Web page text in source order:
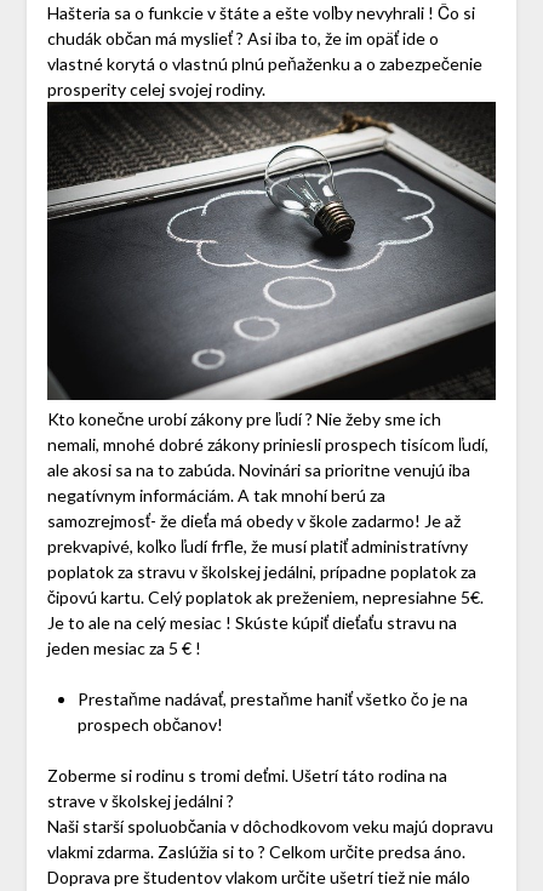
Hašteria sa o funkcie v štáte a ešte voľby nevyhrali ! Čo si
chudák občan má myslieť ? Asi iba to, že im opäť ide o
vlastné korytá o vlastnú plnú peňaženku a o zabezpečenie
prosperity celej svojej rodiny.
Kto konečne urobí zákony pre ľudí ? Nie žeby sme ich
nemali, mnohé dobré zákony priniesli prospech tisícom ľudí,
ale akosi sa na to zabúda. Novinári sa prioritne venujú iba
negatívnym informáciám. A tak mnohí berú za
samozrejmosť- že dieťa má obedy v škole zadarmo! Je až
prekvapivé, koľko ľudí frfle, že musí platiť administratívny
poplatok za stravu v školskej jedálni, prípadne poplatok za
čipovú kartu. Celý poplatok ak preženiem, nepresiahne 5€.
Je to ale na celý mesiac ! Skúste kúpiť dieťaťu stravu na
jeden mesiac za 5 € !
Prestaňme nadávať, prestaňme haniť všetko čo je na
prospech občanov!
Zoberme si rodinu s tromi deťmi. Ušetrí táto rodina na
strave v školskej jedálni ?
Naši starší spoluobčania v dôchodkovom veku majú dopravu
vlakmi zdarma. Zaslúžia si to ? Celkom určite predsa áno.
Doprava pre študentov vlakom určite ušetrí tiež nie málo